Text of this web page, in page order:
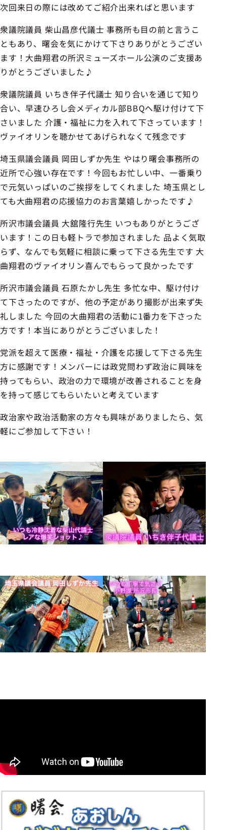
次回来日の際には改めてご紹介出来ればと思います
衆議院議員 柴山昌彦代議士 事務所も目の前と言うこ
ともあり、曙会を気にかけて下さりありがとうござい
ます！大曲翔君の所沢ミューズホール公演のご支援あ
りがとうございました♪
衆議院議員 いちき伴子代議士 知り合いを通じて知り
合い、早速ひろし会メディカル部BBQへ駆け付けて下
さいました 介護・福祉に力を入れて下さっています！
ヴァイオリンを聴かせてあげられなくて残念です
埼玉県議会議員 岡田しずか先生 やはり曙会事務所の
近所で心強い存在です！今回もお忙しい中、一番乗り
で元気いっぱいのご挨拶をしてくれました 埼玉県とし
ても大曲翔君の応援協力のお言葉嬉しかったです♪
所沢市議会議員 大舘隆行先生 いつもありがとうござ
います！この日も軽トラで参加されました 品よく気取
らず、なんでも気軽に相談に乗って下さる先生です 大
曲翔君のヴァイオリン喜んでもらって良かったです
所沢市議会議員 石原たかし先生 多忙な中、駆け付け
て下さったのですが、他の予定があり撮影が出来ず失
礼しました 今回の大曲翔君の活動に1番力を下さった
方です！本当にありがとうございました！
党派を超えて医療・福祉・介護を応援して下さる先生
方に感謝です！メンバーには政党問わず政治に興味を
持ってもらい、政治の力で環境が改善されることを身
を持って感じてもらいたいと考えています
政治家や政治活動家の方々も興味がありましたら、気
軽にご参加して下さい！